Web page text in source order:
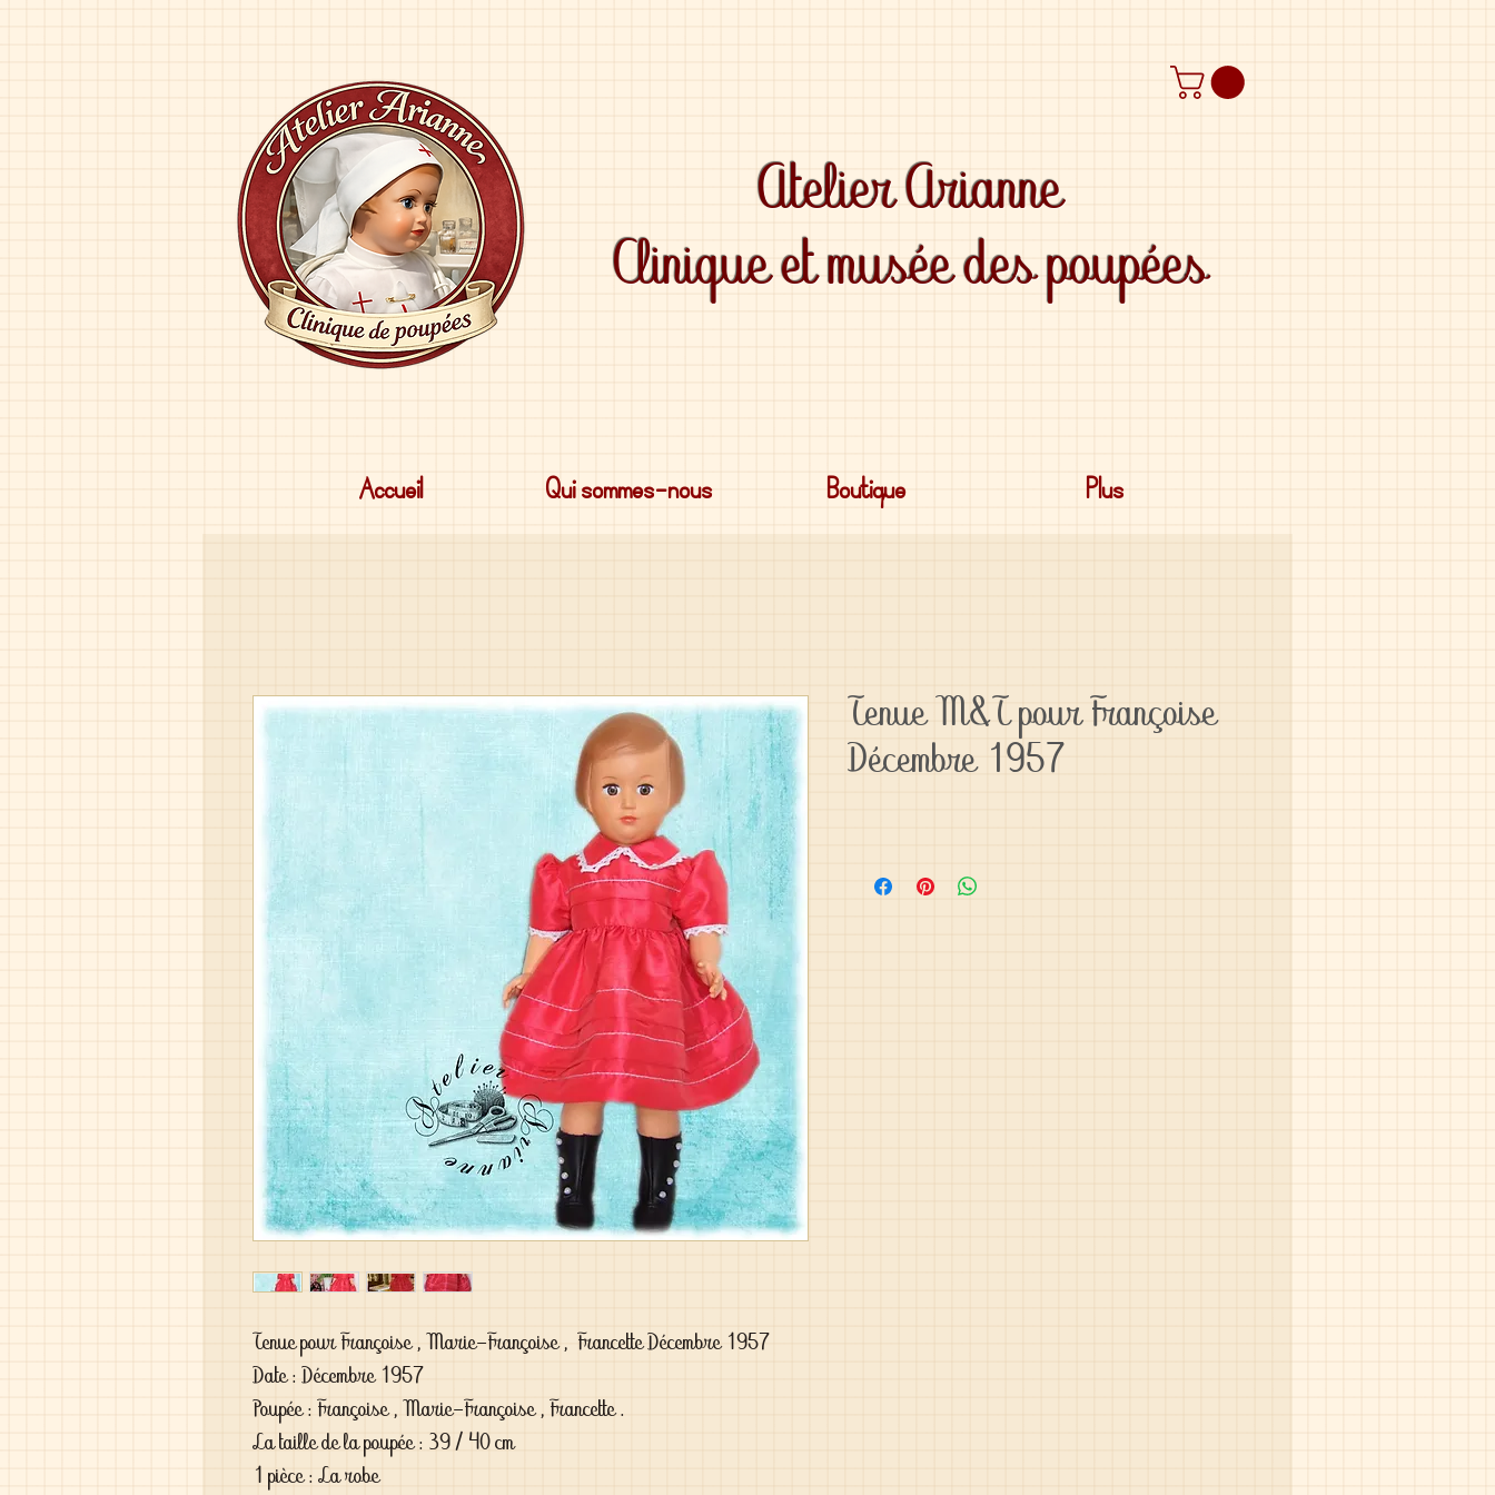
Atelier Arianne
Clinique et musée des poupées
Accueil Qui sommes-nous Boutique Plus
Tenue pour Françoise , Marie-Françoise , Francette Décembre 1957
Date : Décembre 1957
Poupée : Françoise , Marie-Françoise , Francette .
La taille de la poupée : 39 / 40 cm
1 pièce : La robe
Tenue M&T pour Françoise
Décembre 1957